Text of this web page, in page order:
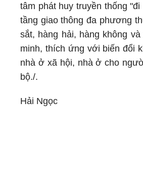
tâm phát huy truyền thống
tầng giao thông đa phương
sắt, hàng hải, hàng không
minh, thích ứng với biến đổi
nhà ở xã hội, nhà ở cho
bộ./.
Hải Ngọc